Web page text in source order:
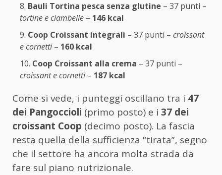
Bauli Tortina pesca senza glutine – 37 punti –
tortine e ciambelle – 146 kcal
Coop Croissant integrali – 37 punti – croissant
e cornetti– 160 kcal
Coop Croissant alla crema – 37 punti –
croissant e cornetti– 187 kcal
Come si vede, i punteggi oscillano tra i 47
dei Pangoccioli (primo posto) e i 37 dei
croissant Coop (decimo posto). La fascia
resta quella della sufficienza “tirata”, segno
che il settore ha ancora molta strada da
fare sul piano nutrizionale.